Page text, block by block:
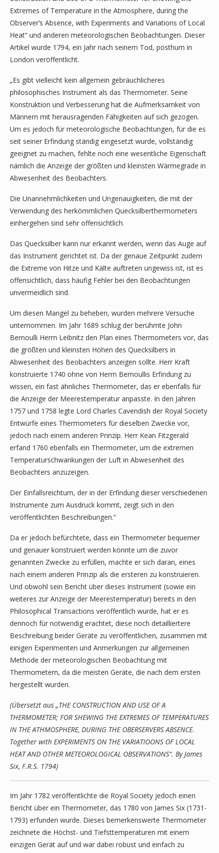
Extremes of Temperature in the Atmosphere, during the
Observer’s Absence, with Experiments and Variations of Local
Heat“ und anderen meteorologischen Beobachtungen. Dieser
Artikel wurde 1794, ein Jahr nach seinem Tod, posthum in
London veröffentlicht.
„Es gibt vielleicht kein allgemein gebräuchlicheres
philosophisches Instrument als das Thermometer. Seine
Konstruktion und Verbesserung hat die Aufmerksamkeit von
Männern mit herausragenden Fähigkeiten auf sich gezogen.
Um es jedoch für meteorologische Beobachtungen, für die es
seit seiner Erfindung ständig eingesetzt wurde, vollständig
geeignet zu machen, fehlte noch eine wesentliche Eigenschaft
nämlich die Anzeige der größten und kleinsten Wärmegrade in
Abwesenheit des Beobachters.
Die Unannehmlichkeiten und Ungenauigkeiten, die mit der
Verwendung des herkömmlichen Quecksilberthermometers
einhergehen sind sehr offensichtlich.
Das Quecksilber kann nur erkannt werden, wenn das Auge auf
das Instrument gerichtet ist. Da der genaue Zeitpunkt zudem
die Extreme von Hitze und Kälte auftreten ungewiss ist, ist es
offensichtlich, dass häufig Fehler bei den Beobachtungen
unvermeidlich sind.
Um diesen Mangel zu beheben, wurden mehrere Versuche
unternommen. Im Jahr 1689 schlug der berühmte John
Bernoulli Herrn Leibnitz den Plan eines Thermometers vor, das
die größten und kleinsten Höhen des Quecksilbers in
Abwesenheit des Beobachters anzeigen sollte. Herr Kraft
konstruierte 1740 ohne von Herrn Bernoullis Erfindung zu
wissen, ein fast ähnliches Thermometer, das er ebenfalls für
die Anzeige der Meerestemperatur anpasste. In den Jahren
1757 und 1758 legte Lord Charles Cavendish der Royal Society
Entwürfe eines Thermometers für dieselben Zwecke vor,
jedoch nach einem anderen Prinzip. Herr Kean Fitzgerald
erfand 1760 ebenfalls ein Thermometer, um die extremen
Temperaturschwankungen der Luft in Abwesenheit des
Beobachters anzuzeigen.
Der Einfallsreichtum, der in der Erfindung dieser verschiedenen
Instrumente zum Ausdruck kommt, zeigt sich in den
veröffentlichten Beschreibungen.“
Da er jedoch befürchtete, dass ein Thermometer bequemer
und genauer konstruiert werden könnte um die zuvor
genannten Zwecke zu erfüllen, machte er sich daran, eines
nach einem anderen Prinzip als die ersteren zu konstruieren.
Und obwohl sein Bericht über dieses Instrument (sowie ein
weiteres zur Anzeige der Meerestemperatur) bereits in den
Philosophical Transactions veröffentlich wurde, hat er es
dennoch für notwendig erachtet, diese noch detailliertere
Beschreibung beider Geräte zu veröffentlichen, zusammen mit
einigen Experimenten und Anmerkungen zur allgemeinen
Methode der meteorologischen Beobachtung mit
Thermometern, da die meisten Geräte, die nach dem ersten
hergestellt wurden.
(Übersetzt aus „THE CONSTRUCTION AND USE OF A
THERMOMETER; FOR SHEWING THE EXTREMES OF TEMPERATURES
IN THE ATHMOSPHERE, DURING THE OBERSERVERS ABSENCE.
Together with EXPERIMENTS ON THE VARIATIOONS OF LOCAL
HEAT AND OTHER METEOROLOGICAL OBSERVATIONS“. By James
Six, F.R.S. 1794)
Im Jahr 1782 veröffentlichte die Royal Society jedoch einen
Bericht über ein Thermometer, das 1780 von James Six (1731-
1793) erfunden wurde. Dieses bemerkenswerte Thermometer
zeichnete die Höchst- und Tiefsttemperaturen mit einem
einzigen Gerät auf und war dabei robust und einfach zu